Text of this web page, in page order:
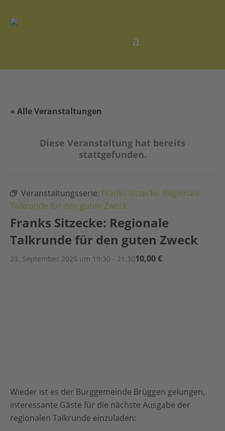
« Alle Veranstaltungen
Diese Veranstaltung hat bereits
stattgefunden.
Veranstaltungsserie: Franks Sitzecke: Regionale
Talkrunde für den guten Zweck
Franks Sitzecke: Regionale
Talkrunde für den guten Zweck
23. September 2025 um 19:30 - 21:3010,00 €
Wieder ist es der Burggemeinde Brüggen gelungen,
interessante Gäste für die nächste Ausgabe der
regionalen Talkrunde einzuladen: